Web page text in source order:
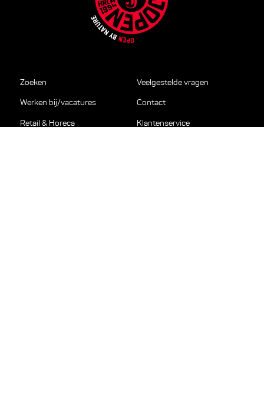
Zoeken
Werken bij/vacatures
Retail & Horeca
Veelgestelde vragen
Contact
Klantenservice